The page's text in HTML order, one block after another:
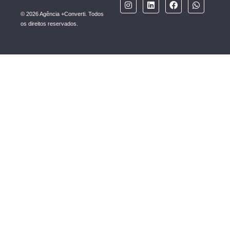
© 2026 Agência +Converti. Todos
os direitos reservados.